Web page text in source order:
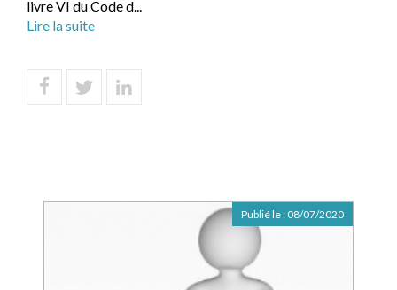
livre VI du Code d...
Lire la suite
Publié le : 08/07/2020